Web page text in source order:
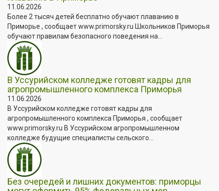
11.06.2026
Более 2 тысяч детей бесплатно обучают плаванию в
Приморье , сообщает www.primorsky.ru Школьников Приморья
обучают правилам безопасного поведения на...
В Уссурийском колледже готовят кадры для
агропромышленного комплекса Приморья
11.06.2026
В Уссурийском колледже готовят кадры для
агропромышленного комплекса Приморья , сообщает
www.primorsky.ru В Уссурийском агропромышленном
колледже будущие специалисты сельского...
Без очередей и лишних документов: приморцы